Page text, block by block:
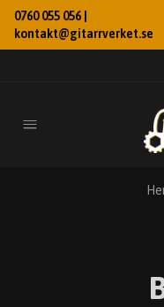
0760 055 056 |
kontakt@gitarrverket.se